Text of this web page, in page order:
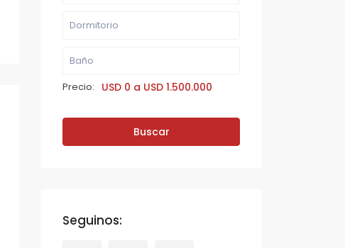
Precio: USD 0 a USD 1.500.000
Buscar
Seguinos: